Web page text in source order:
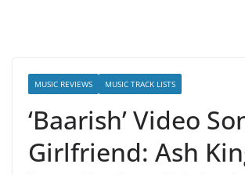
MUSIC REVIEWS MUSIC TRACK LISTS
‘Baarish’ Video
Girlfriend: Ash